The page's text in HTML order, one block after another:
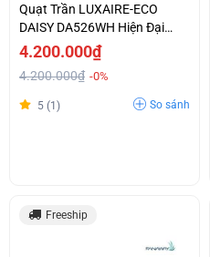
Quạt Trần LUXAIRE-ECO
DAISY DA526WH Hiện Đại
Chính Hãng
4.200.000₫
4.200.000₫ -0%
5 (1) So sánh
Freeship